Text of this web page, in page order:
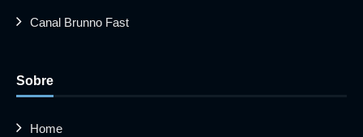
Canal Brunno Fast
Sobre
Home